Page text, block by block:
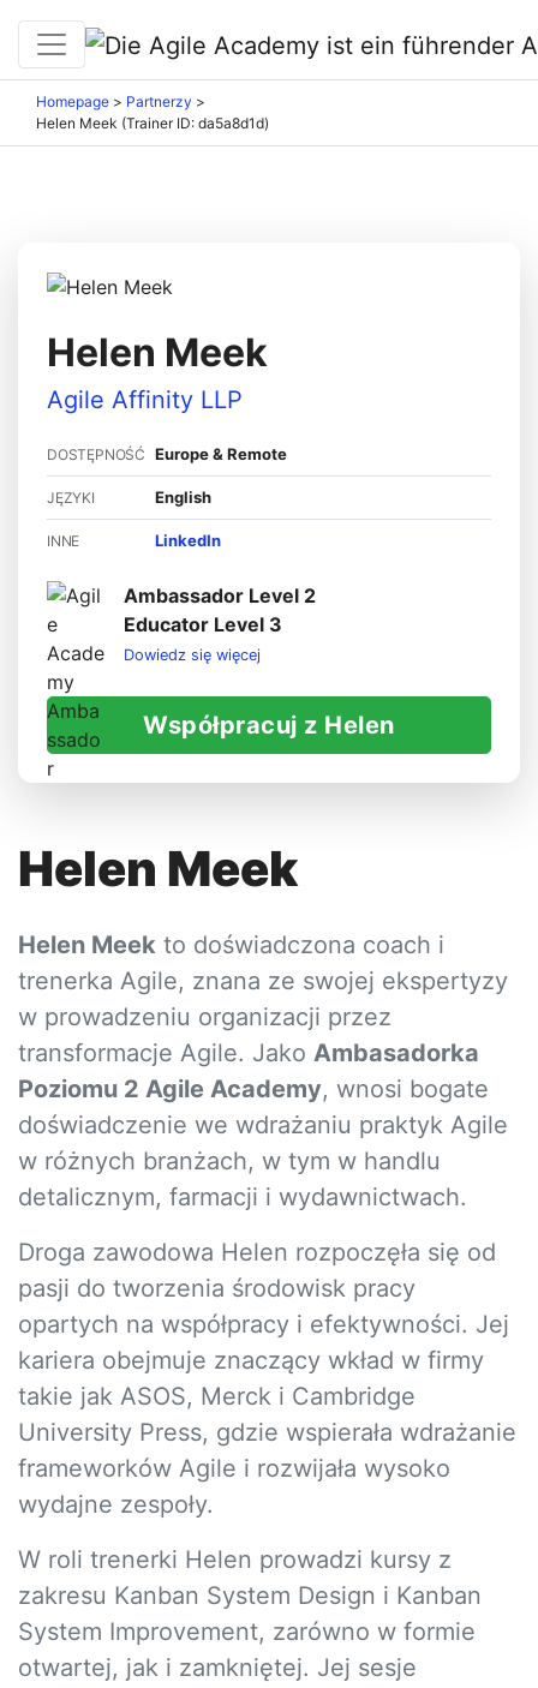
Homepage > Partnerzy >
Helen Meek (Trainer ID: da5a8d1d)
Helen Meek
Agile Affinity LLP
DOSTĘPNOŚĆ Europe & Remote
JĘZYKI English
INNE LinkedIn
Ambassador Level 2
Educator Level 3
Dowiedz się więcej
Współpracuj z Helen
Helen Meek
Helen Meek to doświadczona coach i
trenerka Agile, znana ze swojej ekspertyzy
w prowadzeniu organizacji przez
transformacje Agile. Jako Ambasadorka
Poziomu 2 Agile Academy, wnosi bogate
doświadczenie we wdrażaniu praktyk Agile
w różnych branżach, w tym w handlu
detalicznym, farmacji i wydawnictwach.
Droga zawodowa Helen rozpoczęła się od
pasji do tworzenia środowisk pracy
opartych na współpracy i efektywności. Jej
kariera obejmuje znaczący wkład w firmy
takie jak ASOS, Merck i Cambridge
University Press, gdzie wspierała wdrażanie
frameworków Agile i rozwijała wysoko
wydajne zespoły.
W roli trenerki Helen prowadzi kursy z
zakresu Kanban System Design i Kanban
System Improvement, zarówno w formie
otwartej, jak i zamkniętej. Jej sesje